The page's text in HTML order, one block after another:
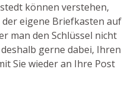
können verstehen,
eigene Briefkasten auf
man den Schlüssel nicht
gerne dabei, Ihren
Sie wieder an Ihre Post